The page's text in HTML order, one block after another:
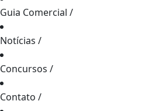
Guia Comercial /
Notícias /
Concursos /
Contato /